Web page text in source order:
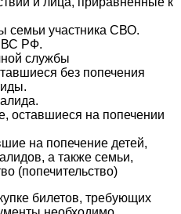
семьи участника СВО.
ВС РФ.
службы
без попечения
оставшиеся на попечении
на попечение детей,
а также семьи,
(попечительство)
билетов, требующих